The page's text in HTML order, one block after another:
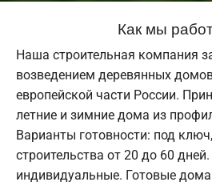
Как мы
Наша строительная компания
возведением деревянных
европейской части России.
летние и зимние дома из
Варианты готовности: под
строительства от 20 до 60
индивидуальные. Готовые